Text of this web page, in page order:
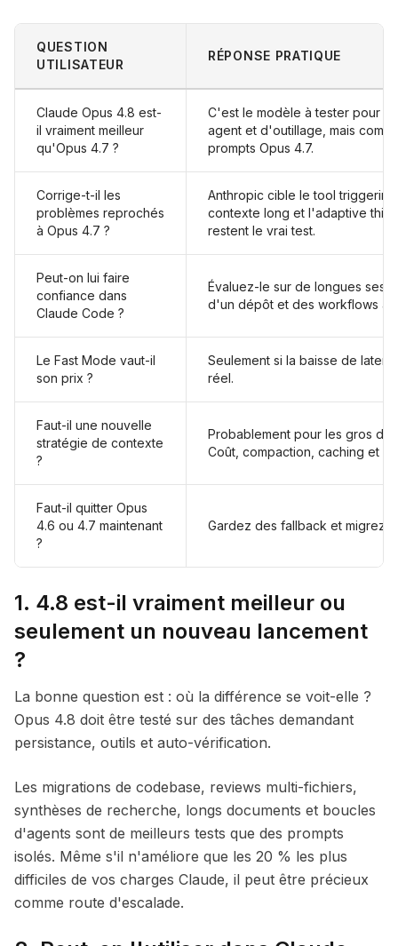
QUESTION
UTILISATEUR
RÉPONSE PRATIQUE
Claude Opus 4.8 est-
il vraiment meilleur
qu'Opus 4.7 ?
C'est le modèle à tester pour
agent et d'outillage, mais
prompts Opus 4.7.
Corrige-t-il les
problèmes reprochés
à Opus 4.7 ?
Anthropic cible le tool
contexte long et l'adaptive
restent le vrai test.
Peut-on lui faire
confiance dans
Claude Code ?
Évaluez-le sur de longues
d'un dépôt et des workflows
Le Fast Mode vaut-il
son prix ?
Seulement si la baisse de
réel.
Faut-il une nouvelle
stratégie de contexte
?
Probablement pour les gros
Coût, compaction, caching et
Faut-il quitter Opus
4.6 ou 4.7 maintenant
?
Gardez des fallback et migrez
1. 4.8 est-il vraiment meilleur ou
seulement un nouveau lancement
?
La bonne question est : où la différence se voit-elle ?
Opus 4.8 doit être testé sur des tâches demandant
persistance, outils et auto-vérification.
Les migrations de codebase, reviews multi-fichiers,
synthèses de recherche, longs documents et boucles
d'agents sont de meilleurs tests que des prompts
isolés. Même s'il n'améliore que les 20 % les plus
difficiles de vos charges Claude, il peut être précieux
comme route d'escalade.